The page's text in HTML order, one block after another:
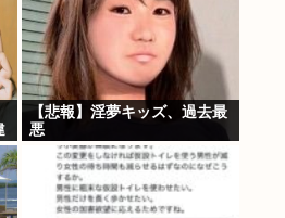
【悲報】淫夢キッズ、過去最
悪